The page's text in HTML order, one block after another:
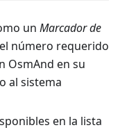
un Marcador de
número requerido
OsmAnd en su
al sistema
en la lista